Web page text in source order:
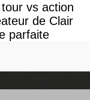
vs action
de Clair
parfaite